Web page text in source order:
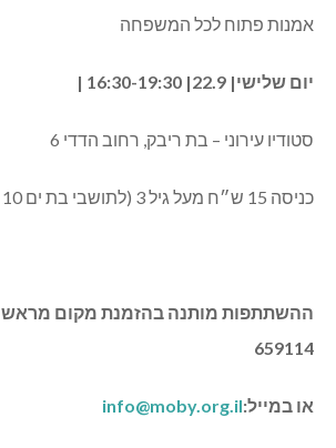
אמנות פתוח לכל המשפחה
יום שלישי| 22.9| 16:30-19:30 |
סטודיו עירוני – בת ריבק, רחוב הדדי 6
כניסה 15 ש״ח מעל גיל 3 (לתושבי בת ים 10 ₪)
ההשתתפות מותנה בהזמנת מקום מראש
659114
או במייל:info@moby.org.il